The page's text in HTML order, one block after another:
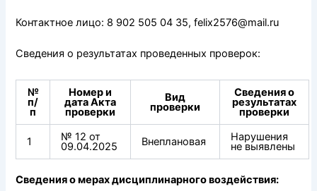
Контактное лицо: 8 902 505 04 35, felix2576@mail.ru
Сведения о результатах проведенных проверок:
№
п/
п
Номер и
дата Акта
проверки
Вид
проверки
Сведения о
результатах
проверки
1 № 12 от
09.04.2025 Внеплановая Нарушения
не выявлены
Сведения о мерах дисциплинарного воздействия: